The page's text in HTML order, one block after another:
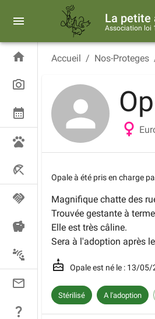
La petite
Association loi
Accueil / Nos-Proteges
Opaleà été pris en charge
Magnifique chatte des
Trouvée gestante à
Elle est très câline.
Sera à l'adoption après
Opaleest né le : 13/05/
Stérilisé A l'adoption